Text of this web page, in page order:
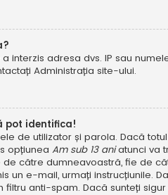
interzis adresa dvs. IP sau
Administrația site-ului.
pot identifica!
de utilizator și parola. Dacă
opțiunea Am sub 13 aniatunci va
către dumneavoastră, fie de
un e-mail, urmați instrucțiunile.
anti-spam. Dacă sunteți